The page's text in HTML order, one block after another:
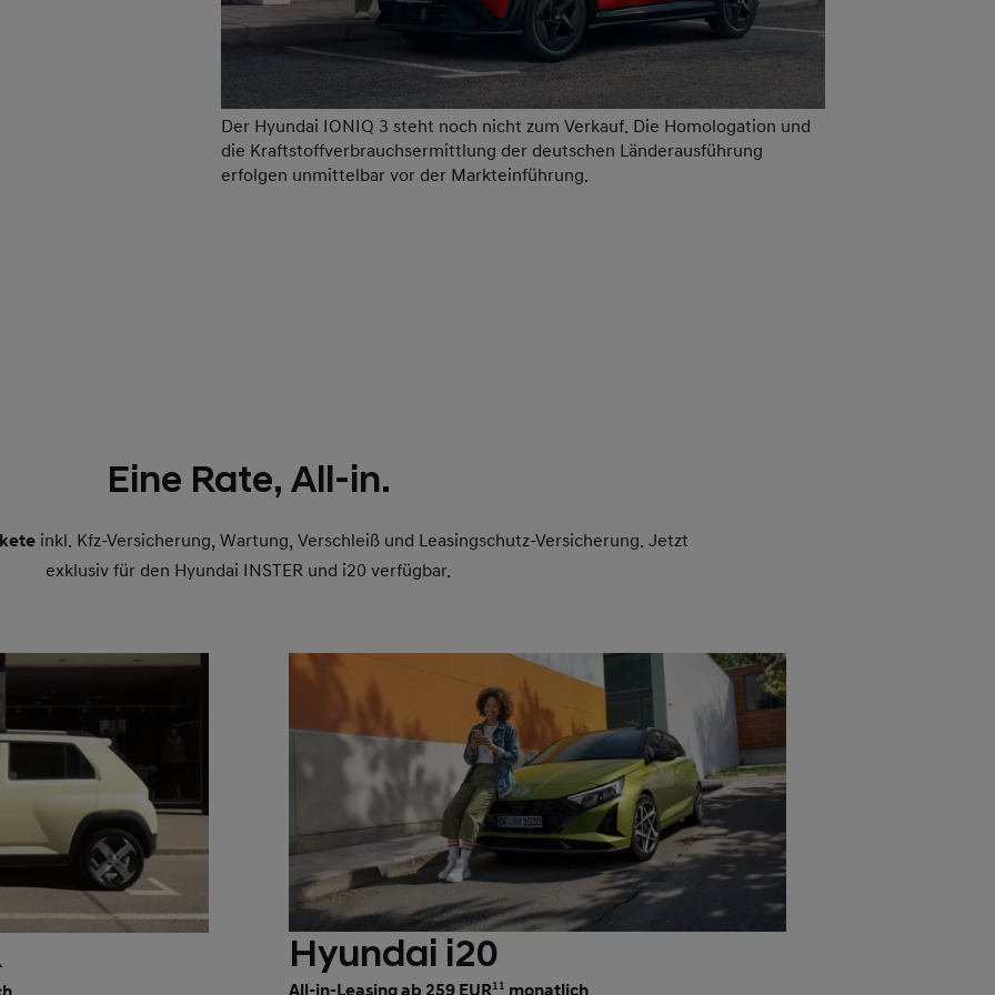
Der Hyundai IONIQ 3 steht noch nicht zum Verkauf. Die Homologation und
die Kraftstoffverbrauchsermittlung der deutschen Länderausführung
erfolgen unmittelbar vor der Markteinführung.
Eine Rate, All-in.
inkl. Kfz-Versicherung, Wartung, Verschleiß und Leasingschutz-Versicherung. Jetzt
exklusiv für den Hyundai INSTER und i20 verfügbar.
Hyundai i20
11